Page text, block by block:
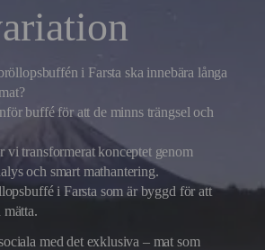
i Farsta ska innebära långa
buffé för att de minns trängsel och
vi transformerat konceptet genom
och smart mathantering.
i Farsta som är byggd för att
mätta.
med det exklusiva – mat som